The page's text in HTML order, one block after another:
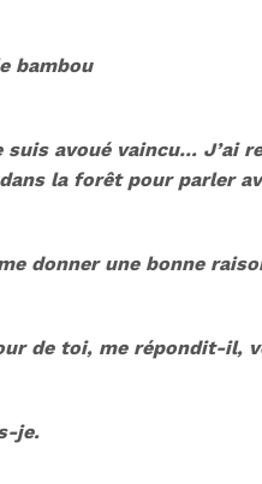
bambou
suis avoué vaincu… J’ai
la forêt pour parler
donner une bonne
de toi, me répondit-il,
je.